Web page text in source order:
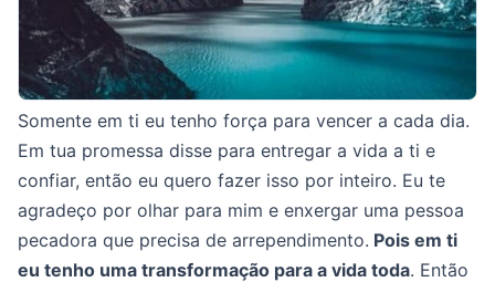
Somente em ti eu tenho força para vencer a cada dia.
Em tua promessa disse para entregar a vida a ti e
confiar, então eu quero fazer isso por inteiro. Eu te
agradeço por olhar para mim e enxergar uma pessoa
pecadora que precisa de arrependimento. Pois em ti
eu tenho uma transformação para a vida toda. Então